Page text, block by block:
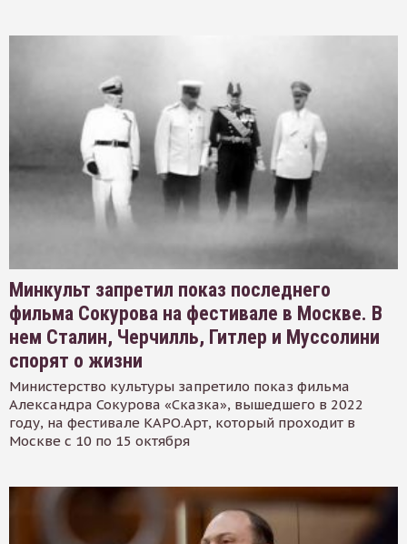
Минкульт запретил показ последнего
фильма Сокурова на фестивале в Москве. В
нем Сталин, Черчилль, Гитлер и Муссолини
спорят о жизни
Министерство культуры запретило показ фильма
Александра Сокурова «Сказка», вышедшего в 2022
году, на фестивале КАРО.Арт, который проходит в
Москве с 10 по 15 октября